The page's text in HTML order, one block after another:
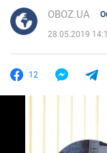
OBOZ.UA
28.05.2019
12